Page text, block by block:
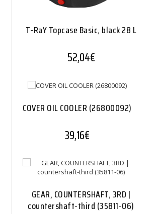
T-RaY Topcase Basic, black 28 L
52,04€
COVER OIL COOLER (26800092)
39,16€
GEAR, COUNTERSHAFT, 3RD |
countershaft-third (35811-06)